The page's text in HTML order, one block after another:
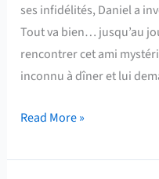
ses infidélités, Daniel a
Tout va bien… jusqu’au
rencontrer cet ami
inconnu à dîner et lui
Read More »